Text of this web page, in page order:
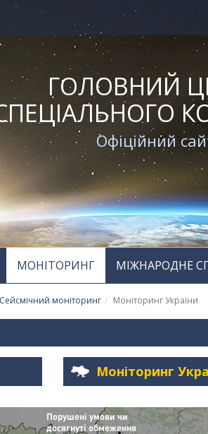
ГОЛОВНИЙ
Офіційний
МОНІТОРИНГ МІЖНАРОДНЕ
Сейсмічний моніторинг Моніторинг України
Моніторинг